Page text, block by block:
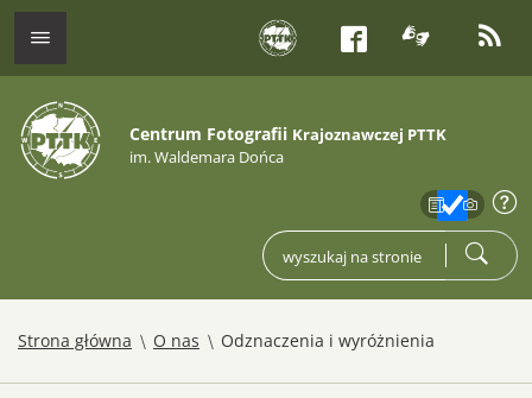
menu
Facebook
tłumacz
Centrum Fotografii Krajoznawczej PTTK
im. Waldemara Dońca
szukaj
Strona główna /
O nas /
Odznaczenia i wyróżnienia